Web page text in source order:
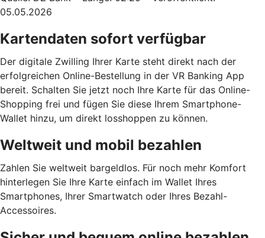
05.05.2026
Kartendaten sofort verfügbar
Der digitale Zwilling Ihrer Karte steht direkt nach der
erfolgreichen Online-Bestellung in der VR Banking App
bereit. Schalten Sie jetzt noch Ihre Karte für das Online-
Shopping frei und fügen Sie diese Ihrem Smartphone-
Wallet hinzu, um direkt losshoppen zu können.
Weltweit und mobil bezahlen
Zahlen Sie weltweit bargeldlos. Für noch mehr Komfort
hinterlegen Sie Ihre Karte einfach im Wallet Ihres
Smartphones, Ihrer Smartwatch oder Ihres Bezahl-
Accessoires.